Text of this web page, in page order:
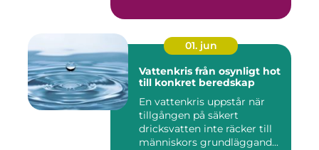
01. jun
Vattenkris från osynligt hot
till konkret beredskap
En vattenkris uppstår när
tillgången på säkert
dricksvatten inte räcker till
människors grundläggand...